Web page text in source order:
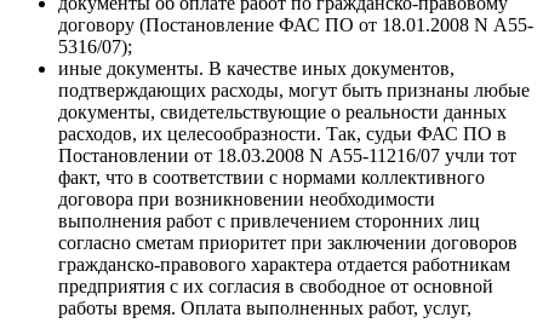
договору (Постановление ФАС ПО от 18.01.2008 N А55-
5316/07);
иные документы. В качестве иных документов,
подтверждающих расходы, могут быть признаны любые
документы, свидетельствующие о реальности данных
расходов, их целесообразности. Так, судьи ФАС ПО в
Постановлении от 18.03.2008 N А55-11216/07 учли тот
факт, что в соответствии с нормами коллективного
договора при возникновении необходимости
выполнения работ с привлечением сторонних лиц
согласно сметам приоритет при заключении договоров
гражданско-правового характера отдается работникам
предприятия с их согласия в свободное от основной
работы время. Оплата выполненных работ, услуг,